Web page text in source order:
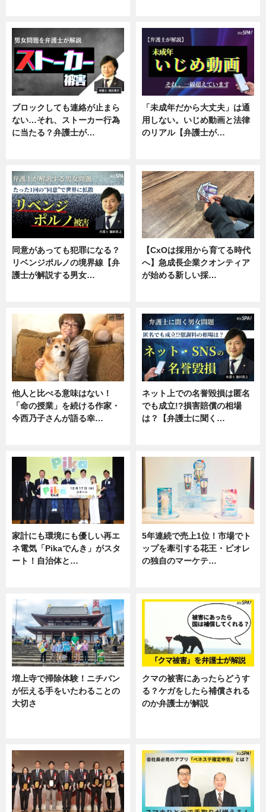
ブロックしても連絡が止まら
ない…それ、ストーカー行為
に当たる？弁護士が…
「未成年だから大丈夫」は通
用しない。いじめ動画と法律
のリアル【弁護士が…
同意があっても犯罪になる？
リベンジポルノの境界線【弁
護士が解説する男女…
【CxOは採用から育てる時代
へ】急成長企業クオンティア
が始める新しい採…
他人と比べる意味はない！
「命の授業」を続ける作家・
今西乃子さんが語る幸…
ネット上での名誉毀損は匿名
でも成立!?損害賠償の相場
は？【弁護士に聞く…
家計にも環境にも優しい再エ
ネ電気「Pikaでんき」がスタ
ート！自治体と…
5年連続で売上1位！市場でト
ップを牽引する花王・ビオレ
の独自のマーケテ…
増上寺で掃除体験！ニチバン
が伝える手をいたわることの
大切さ
クマの被害にあったらどうす
る？ケガをしたら補償される
のか弁護士が解説